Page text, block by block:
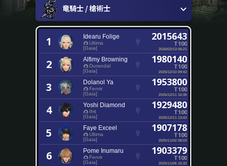
竜騎士 / 槍術士
1 Idearu Folige
Ultima
[Gaia]
2015643
T100
2026/02/13 06:21
2 Alfimy Browning
Durandal
[Gaia]
1980140
T100
2025/12/10 09:42
3 Dolanol Ya
Fenrir
[Gaia]
1953800
T100
2025/12/11 16:35
4 Yoshi Diamond
Ifrit
[Gaia]
1929480
T100
2025/12/11 13:42
5 Faye Exceel
Ultima
[Gaia]
1907178
T100
2025/11/02 08:03
6 Pome Inumaru
Fenrir
[Gaia]
1903379
T100
2025/11/06 16:32